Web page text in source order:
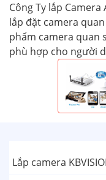
Công Ty lắp
lắp đặt camera
phẩm camera quan
phù hợp cho người
Lắp camera